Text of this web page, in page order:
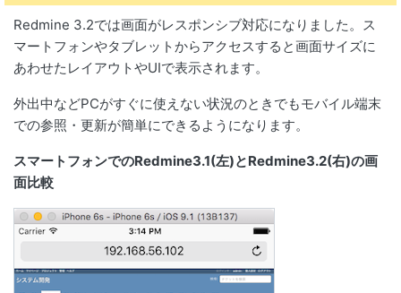
Redmine 3.2では画面がレスポンシブ対応になりました。ス
マートフォンやタブレットからアクセスすると画面サイズに
あわせたレイアウトやUIで表示されます。
外出中などPCがすぐに使えない状況のときでもモバイル端末
での参照・更新が簡単にできるようになります。
スマートフォンでのRedmine3.1(左)とRedmine3.2(右)の画
面比較